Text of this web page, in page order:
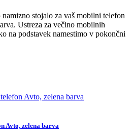
namizno stojalo za vaš mobilni telefon
Ustreza za večino mobilnih
na podstavek namestimo v pokončni
Avto, zelena barva